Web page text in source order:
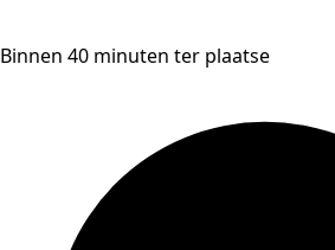
Binnen 40 minuten ter plaatse